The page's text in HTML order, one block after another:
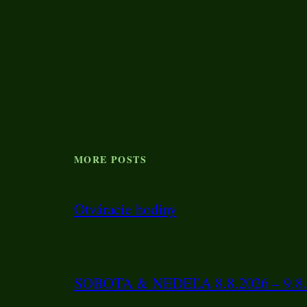
MORE POSTS
Otváracie hodiny
SOBOTA & NEDEĽA 8.8.2026 –